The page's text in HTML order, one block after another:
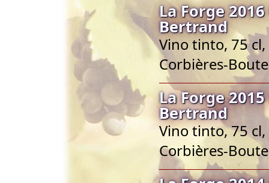
La Forge
Bertrand
Vino tinto, 75
Corbières-
La Forge
Bertrand
Vino tinto, 75
Corbières-